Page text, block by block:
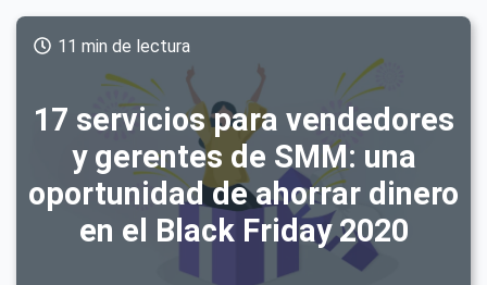
17 servicios para vendedores
y gerentes de SMM: una
oportunidad de ahorrar dinero
en el Black Friday 2020
11 min de lectura